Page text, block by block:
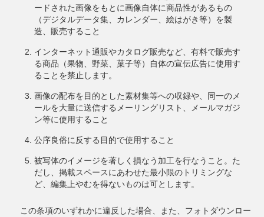
ードされた画像をもとに画像自体に商品性があるもの
（デジタルデータ集、カレンダー、絵はがき等）を製
造、販売すること
インターネット通販やカタログ販売など、有料で販売す
る商品（果物、野菜、菓子等）自体の宣伝広告に使用す
ることを禁止します。
画像の配布を目的とした素材集等への収録や、同一のメ
ールを大量に送信するメーリングリスト、メールマガジ
ン等に使用すること
公序良俗に反する目的で使用すること
被写体のイメージを著しく損なう加工を行なうこと。た
だし、掲載スペースにあわせた最小限のトリミングな
ど、編集上やむを得ないものは可とします。
この条項のいずれかに違反した場合、また、フォトダウンロー